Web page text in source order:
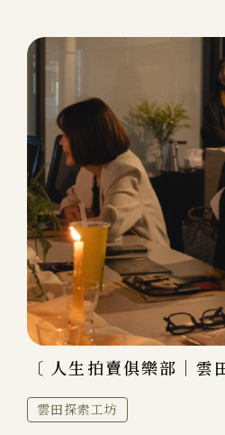
〔 人生拍賣俱樂部｜雲
雲田探索工坊